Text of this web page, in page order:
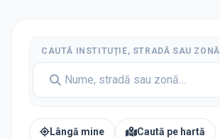
CAUTĂ INSTITUȚIE, STRADĂ SAU ZONĂ
Lângă mine Caută pe hartă